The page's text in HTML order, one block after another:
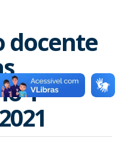
docente
1º